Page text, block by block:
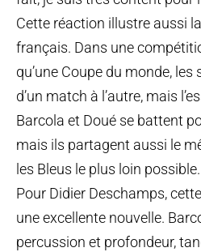
Cette réaction illustre aussi
français. Dans une
qu’une Coupe du monde,
d’un match à l’autre, mais
Barcola et Doué se battent
mais ils partagent aussi le
les Bleus le plus loin possible.
Pour Didier Deschamps,
une excellente nouvelle.
percussion et profondeur,